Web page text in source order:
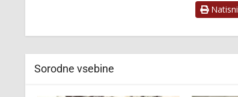
Natisni
Sorodne vsebine